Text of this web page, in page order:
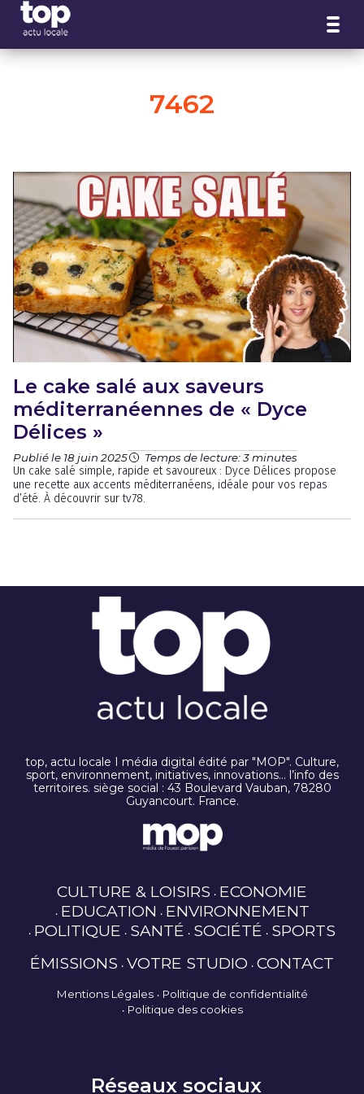
7462
Le cake salé aux saveurs
méditerranéennes de « Dyce
Délices »
Publié le 18 juin 2025 Temps de lecture: 3 minutes
Un cake salé simple, rapide et savoureux : Dyce Délices propose
une recette aux accents méditerranéens, idéale pour vos repas
d’été. À découvrir sur tv78.
top, actu locale I média digital édité par "MOP". Culture,
sport, environnement, initiatives, innovations… l’info des
territoires. siège social : 43 Boulevard Vauban, 78280
Guyancourt. France.
CULTURE & LOISIRS ECONOMIE
EDUCATION ENVIRONNEMENT
POLITIQUE SANTÉ SOCIÉTÉ SPORTS
ÉMISSIONS VOTRE STUDIO CONTACT
Mentions Légales
Politique de confidentialité
Politique des cookies
Réseaux sociaux
Panneau de gestion des cookies